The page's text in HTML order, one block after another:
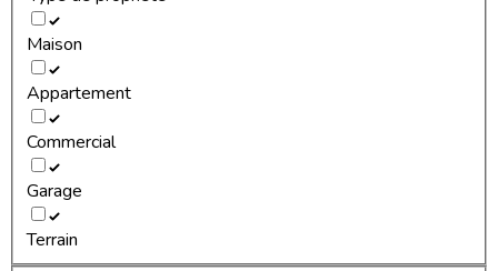
Maison
Appartement
Commercial
Garage
Terrain